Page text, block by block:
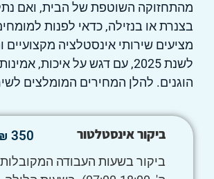
מהתחזוקה השוטפת של הבית, ואם
בצנרת או בנזילה, כדאי לפנות
מציעים שירותי אינסטלציה מקצועיים
לשנת 2025, עם דגש על איכות,
הוגנים. להלן המחירים המומלצים
ביקור אינסטלטור 350 ₪ - 250 ₪
ביקור בשעות העבודה